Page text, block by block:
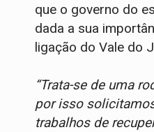
que o governo do
dada a sua
ligação do Vale do
“Trata-se de uma
por isso
trabalhos de